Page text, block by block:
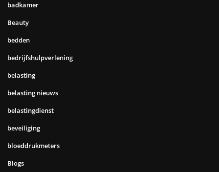
badkamer
Beauty
bedden
bedrijfshulpverlening
belasting
belasting nieuws
belastingdienst
beveiliging
bloeddrukmeters
Blogs